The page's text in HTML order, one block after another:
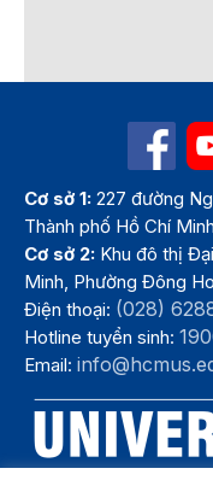
Cơ sở 1: 227 đường
Thành phố Hồ Chí Minh
Cơ sở 2: Khu đô thị
Minh, Phường Đông
Điện thoại: (028)
Hotline tuyển sinh:
Email: